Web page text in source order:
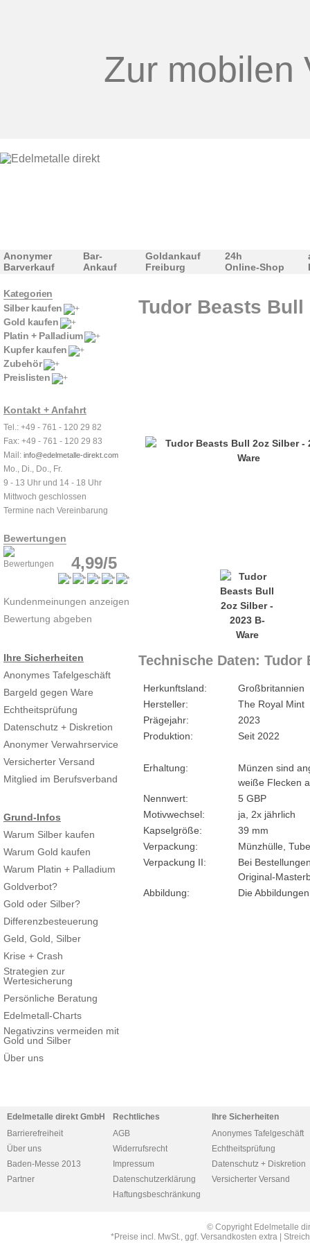
Zur mobilen
Anonymer
Barverkauf
Bar-
Ankauf
Goldankauf
Freiburg
24h
Online-Shop
Kategorien
Silber kaufen
Gold kaufen
Platin + Palladium
Kupfer kaufen
Zubehör
Preislisten
Kontakt + Anfahrt
Tel.: +49 - 761 - 120 29 82
Fax: +49 - 761 - 120 29 83
Mail: info@edelmetalle-direkt.com
Mo., Di., Do., Fr.
9 - 13 Uhr und 14 - 18 Uhr
Mittwoch geschlossen
Termine nach Vereinbarung
Bewertungen
4,99/5
Kundenmeinungen anzeigen
Bewertung abgeben
Ihre Sicherheiten
Anonymes Tafelgeschäft
Bargeld gegen Ware
Echtheitsprüfung
Datenschutz + Diskretion
Anonymer Verwahrservice
Versicherter Versand
Mitglied im Berufsverband
Grund-Infos
Warum Silber kaufen
Warum Gold kaufen
Warum Platin + Palladium
Goldverbot?
Gold oder Silber?
Differenzbesteuerung
Geld, Gold, Silber
Krise + Crash
Strategien zur
Wertesicherung
Persönliche Beratung
Edelmetall-Charts
Negativzins vermeiden mit
Gold und Silber
Über uns
Tudor Beasts Bull
Technische Daten: Tudor
Herkunftsland:
Großbritannien
Hersteller:
The Royal Mint
Prägejahr:
2023
Produktion:
Seit 2022
Erhaltung:
Münzen sind
weiße Flecken
Nennwert:
5 GBP
Motivwechsel:
ja, 2x jährlich
Kapselgröße:
39 mm
Verpackung:
Münzhülle,
Verpackung II:
Bei
Original-
Abbildung:
Die
Edelmetalle direkt GmbH
Barrierefreiheit
Über uns
Baden-Messe 2013
Partner
Rechtliches
AGB
Widerrufsrecht
Impressum
Datenschutzerklärung
Haftungsbeschränkung
Ihre Sicherheiten
Anonymes Tafelgeschäft
Echtheitsprüfung
Datenschutz + Diskretion
Versicherter Versand
© Copyright Edelmetalle
*Preise incl. MwSt., ggf. Versandkosten extra |